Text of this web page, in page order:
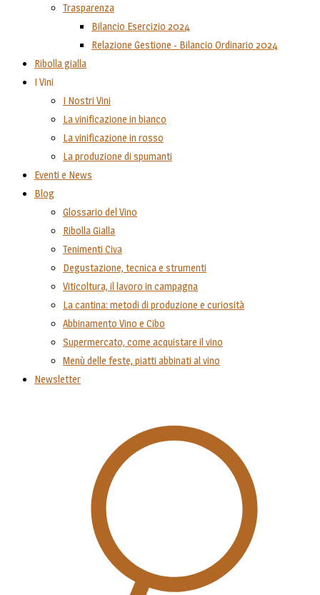
Trasparenza
Bilancio Esercizio 2024
Relazione Gestione - Bilancio Ordinario 2024
Ribolla gialla
I Vini
I Nostri Vini
La vinificazione in bianco
La vinificazione in rosso
La produzione di spumanti
Eventi e News
Blog
Glossario del Vino
Ribolla Gialla
Tenimenti Civa
Degustazione, tecnica e strumenti
Viticoltura, il lavoro in campagna
La cantina: metodi di produzione e curiosità
Abbinamento Vino e Cibo
Supermercato, come acquistare il vino
Menù delle feste, piatti abbinati al vino
Newsletter